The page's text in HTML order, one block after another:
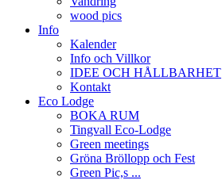
wood pics
Info
Kalender
Info och Villkor
IDEE OCH HÅLLBARHET
Kontakt
Eco Lodge
BOKA RUM
Tingvall Eco-Lodge
Green meetings
Gröna Bröllopp och Fest
Green Pic,s ...